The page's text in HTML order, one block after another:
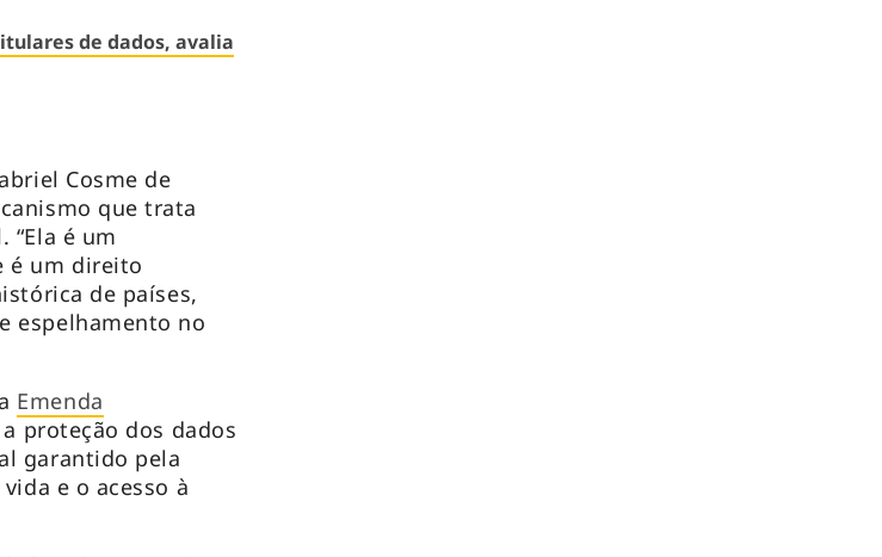
de dados, avalia
Cosme de
que trata
“Ela é um
é um direito
de países,
espelhamento no
Emenda
proteção dos dados
garantido pela
e o acesso à